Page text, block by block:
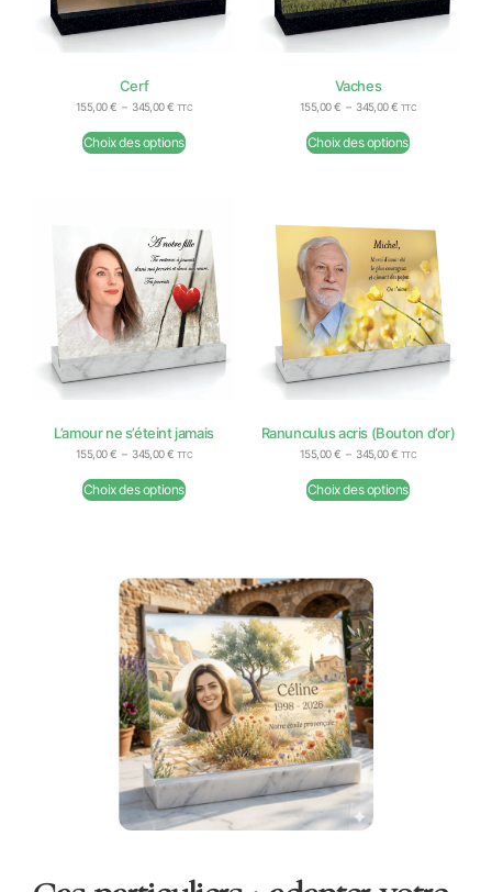
Cerf
155,00€ – 345,00€ TTC
Choix des options
Vaches
155,00€ – 345,00€ TTC
Choix des options
L’amour ne s’éteint jamais
155,00€ – 345,00€ TTC
Choix des options
Ranunculus acris (Bouton d’or)
155,00€ – 345,00€ TTC
Choix des options